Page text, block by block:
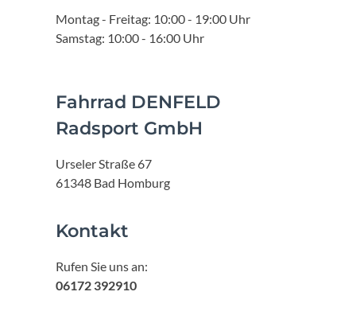
Montag - Freitag: 10:00 - 19:00 Uhr
Samstag: 10:00 - 16:00 Uhr
Fahrrad DENFELD
Radsport GmbH
Urseler Straße 67
61348 Bad Homburg
Kontakt
Rufen Sie uns an:
06172 392910